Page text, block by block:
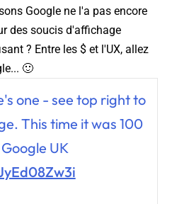
Google ne l'a pas encore
des soucis d'affichage
? Entre les $ et l'UX, allez
🙂
one - see top right to
This time it was 100
UK